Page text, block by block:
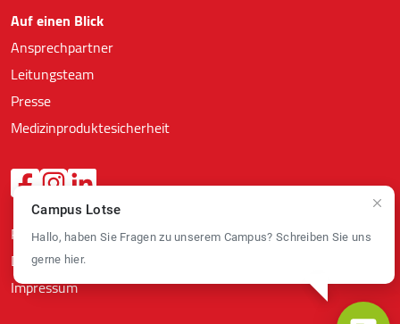
Auf einen Blick
Ansprechpartner
Leitungsteam
Presse
Medizinproduktesicherheit
Richtlinien Datenschutz
Datenschutz
Impressum
Campus Lotse
Hallo, haben Sie Fragen zu unserem Campus? Schreiben Sie uns
gerne hier.